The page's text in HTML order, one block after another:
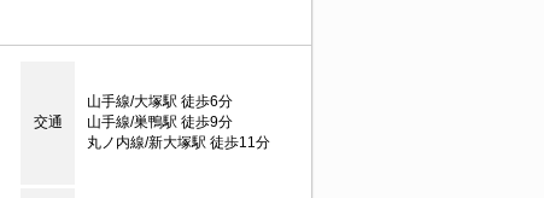
交通
山手線/大塚駅 徒歩6分
山手線/巣鴨駅 徒歩9分
丸ノ内線/新大塚駅 徒歩11分